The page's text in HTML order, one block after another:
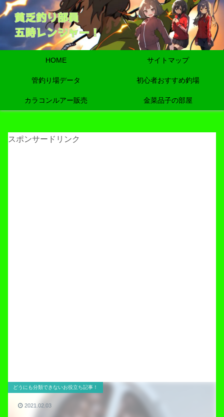
HOME サイトマップ
管釣り場データ 初心者おすすめ釣場
カラコンルアー販売 金菜品子の部屋
スポンサードリンク
どうにも分類できないお役立ち記事！
2021.02.03